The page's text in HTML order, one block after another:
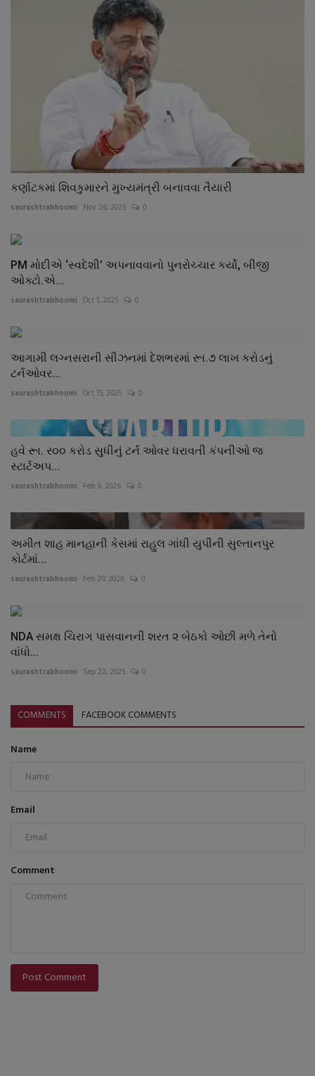
કર્ણાટકમાં શિવકુમારને મુખ્યમંત્રી બનાવવા તૈયારી
saurashtrabhoomi Nov 26, 2025 0
PM મોદીએ ‘સ્વદેશી’ અપનાવવાનો પુનરોચ્ચાર કર્યો, બીજી
ઓક્ટો.એ...
saurashtrabhoomi Oct 1, 2025 0
આગામી લગ્નસરાની સીઝનમાં દેશભરમાં રૂા.૭ લાખ કરોડનું
ટર્નઓવર...
saurashtrabhoomi Oct 15, 2025 0
હવે રૂા. ર૦૦ કરોડ સુધીનું ટર્ન ઓવર ધરાવતી કંપનીઓ જ
સ્ટાર્ટઅપ...
saurashtrabhoomi Feb 6, 2026 0
અમીત શાહ માનહાની કેસમાં રાહુલ ગાંધી યુપીની સુલ્તાનપુર
કોર્ટમાં...
saurashtrabhoomi Feb 20, 2026 0
NDA સમક્ષ ચિરાગ પાસવાનની શરત ૨ બેઠકો ઓછી મળે તેનો
વાંધો...
saurashtrabhoomi Sep 22, 2025 0
COMMENTS FACEBOOK COMMENTS
Name
Email
Comment
Post Comment